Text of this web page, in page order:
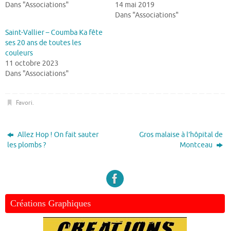
Dans "Associations"
14 mai 2019
Dans "Associations"
Saint-Vallier – Coumba Ka fête
ses 20 ans de toutes les
couleurs
11 octobre 2023
Dans "Associations"
Favori.
Allez Hop ! On fait sauter
les plombs ?
Gros malaise à l’hôpital de
Montceau
Créations Graphiques